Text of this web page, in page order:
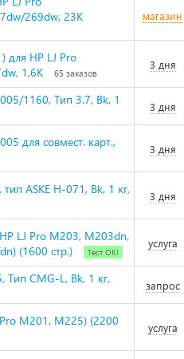
269dw, 23K
магазин
для HP LJ Pro
1,6K
65 заказов
3 дня
1160, Тип 3.7, Bk, 1
3 дня
для совмест. карт.,
3 дня
ASKE H-071, Bk, 1 кг,
3 дня
LJ Pro M203, M203dn,
(1600 стр.)
Тест ОК!
услуга
Тип CMG-L, Bk, 1 кг,
запрос
M201, M225) (2200
услуга